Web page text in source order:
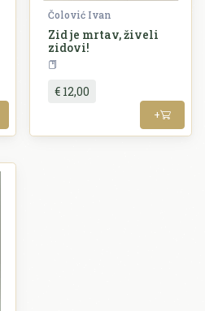
Čolović Ivan
Zid je mrtav, živeli
zidovi!
€ 12,00
+